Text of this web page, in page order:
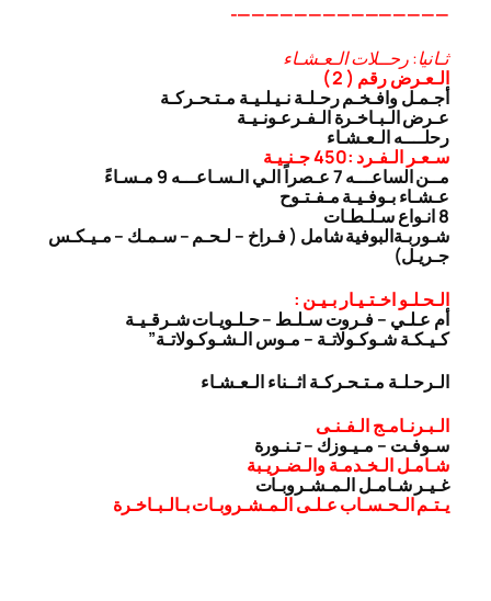
———————————————-
ثـانيا: رحــلات الـعـشـاء
الـعـرض رقم ( 2 )
أجـمـل وافـخـم رحـلـة نـيـلـيـة مـتـحـركـة
عـرض الـبـاخـرة الـفـرعـونـيـة
رحلــــه الـعـشـاء
سـعـر الـفـرد :450 جـنـيـة
مــن الساعـــه 7 عـصراً الـي الـسـاعـــه 9 مـسـاءً
عـشـاء بـوفـيـة مـفـتـوح
8 انـواع سـلـطـات
شـوربـةالبوفية شامل ( فـراخ – لـحـم – سـمـك – مـيـكـس
جـريـل)
الـحـلـو اخـتـيـار بـيـن :
أم عـلـي – فـروت سـلـط – حـلـويـات شـرقـيـة
كـيـكـة شـوكـولاتـة – مـوس الـشـوكـولاتـة”
الـرحـلـة مـتـحـركـة اثــناء الـعـشـاء
الـبـرنـامـج الـفـنـى
سـوفـت – مـيـوزك – تـنـورة
شـامـل الـخـدمـة والـضـريـبة
غـيـر شـامـل الـمـشـروبـات
يـتـم الـحـسـاب عـلـى الـمـشـروبـات بـالـبـاخـرة